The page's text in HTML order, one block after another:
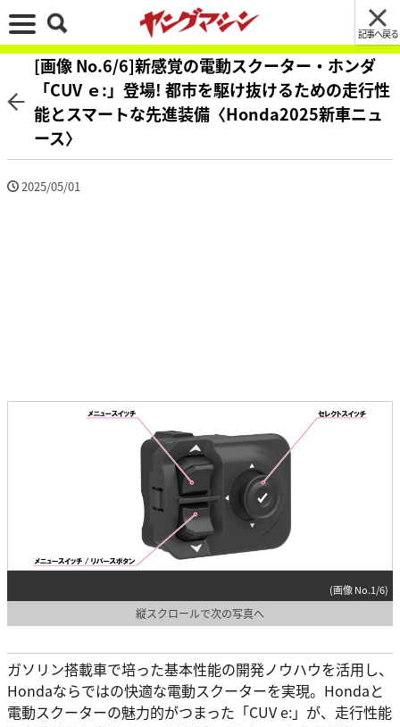
記事へ戻る
[画像 No.6/6]新感覚の電動スクーター・ホンダ
「CUV ｅ:」登場! 都市を駆け抜けるための走行性
能とスマートな先進装備〈Honda2025新車ニュ
ース〉
2025/05/01
(画像 No.1/6)
縦スクロールで次の写真へ
ガソリン搭載車で培った基本性能の開発ノウハウを活用し、
Hondaならではの快適な電動スクーターを実現。Hondaと
電動スクーターの魅力的がつまった「CUV e:」が、走行性能